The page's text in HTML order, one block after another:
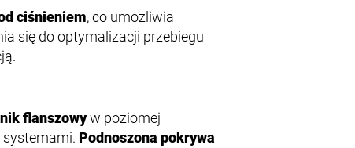
ciśnieniem, co umożliwia
się do optymalizacji przebiegu
flanszowyw poziomej
systemami. Podnoszona pokrywa